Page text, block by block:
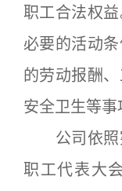
职工合法权
必要的活动
的劳动报酬
安全卫生等事
公司依照
职工代表大